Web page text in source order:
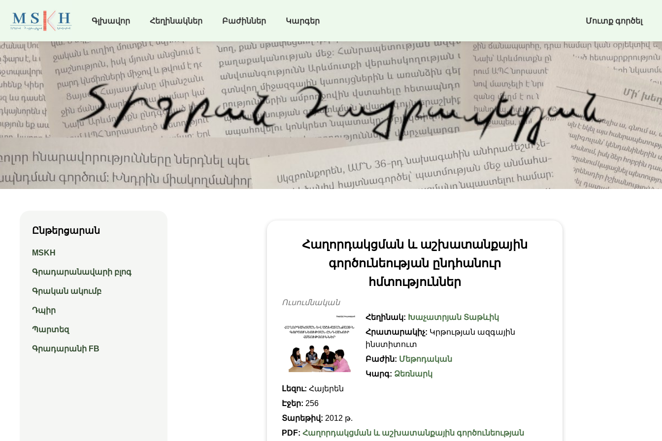
Գլխավոր Հեղինակներ Բաժիններ Կարգեր Մուտք գործել
Ընթերցարան
MSKH
Գրադարանավարի բլոգ
Գրական ակումբ
Դպիր
Պարտեզ
Գրադարանի FB
Հաղորդակցման և աշխատանքային
գործունեության ընդհանուր
հմտություններ
Ուսումնական
Հեղինակ: Խաչատրյան Տաթևիկ
Հրատարակիչ: Կրթության ազգային
ինստիտուտ
Բաժին: Մեթոդական
Կարգ: Ձեռնարկ
Լեզու: Հայերեն
Էջեր: 256
Տարեթիվ: 2012 թ.
PDF: Հաղորդակցման և աշխատանքային գործունեության